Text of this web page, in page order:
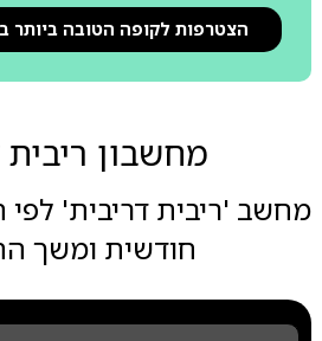
הצטרפות לקופה הטובה ביותר
מחשבון ריבית
מחשב 'ריבית דריבית'
חודשית ומשך